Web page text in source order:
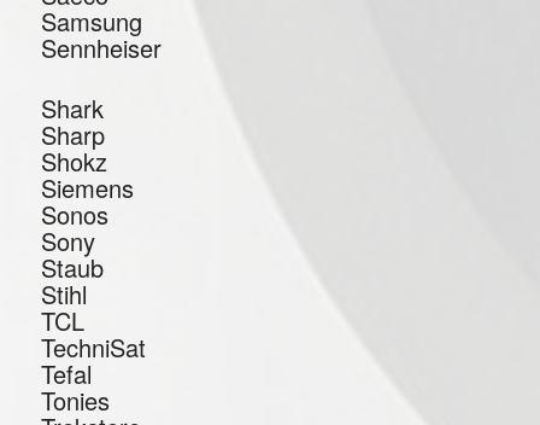
Samsung
Sennheiser
Shark
Sharp
Shokz
Siemens
Sonos
Sony
Staub
Stihl
TCL
TechniSat
Tefal
Tonies